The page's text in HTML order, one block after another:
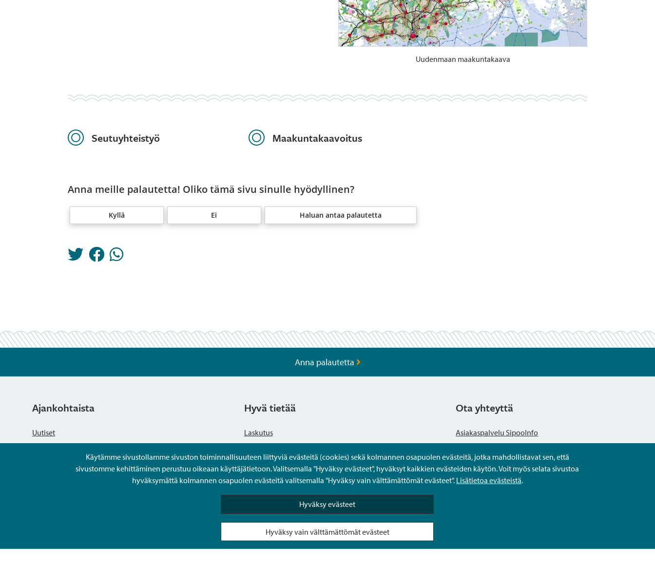
Uudenmaan maakuntakaava
Seutuyhteistyö Maakuntakaavoitus
Anna meille palautetta! Oliko tämä sivu sinulle hyödyllinen?
Kyllä Ei Haluan antaa palautetta
Käytämme sivustollamme sivuston toiminnallisuuteen liittyviä evästeitä (cookies) sekä kolmannen osapuolen evästeitä, jotka mahdollistavat sen, että
sivustomme kehittäminen perustuu oikeaan käyttäjätietoon. Valitsemalla "Hyväksy evästeet", hyväksyt kaikkien evästeiden käytön. Voit myös selata sivustoa
hyväksymättä kolmannen osapuolen evästeitä valitsemalla "Hyväksy vain välttämättömät evästeet". Lisätietoa evästeistä.
Hyväksy evästeet
Hyväksy vain välttämättömät evästeet
Anna palautetta
Ajankohtaista
Uutiset
Hyvä tietää
Laskutus
Tietosuojaseloste
Saavutettavuusseloste
Usein kysytyt kysymykset
Puolesta-asiointi Sipoon Oma asioinnissa
Ota yhteyttä
Asiakaspalvelu SipooInfo
Anna palautetta nimettömästi
Kysy tai asioi